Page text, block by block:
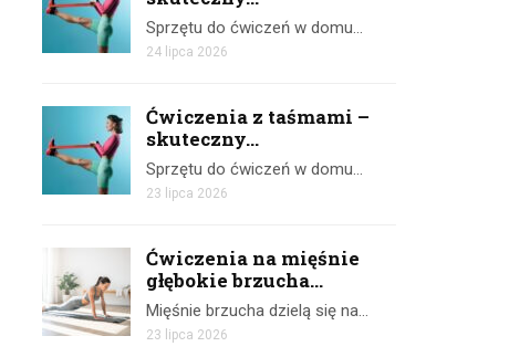
Sprzętu do ćwiczeń w domu…
24 lipca 2026
Ćwiczenia z taśmami –
skuteczny...
Sprzętu do ćwiczeń w domu…
23 lipca 2026
Ćwiczenia na mięśnie
głębokie brzucha...
Mięśnie brzucha dzielą się na…
23 lipca 2026